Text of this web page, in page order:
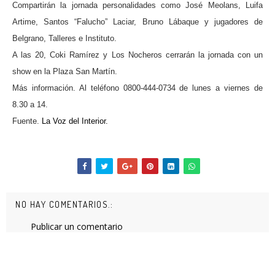
Compartirán la jornada personalidades como José Meolans, Luifa
Artime, Santos “Falucho” Laciar, Bruno Lábaque y jugadores de
Belgrano, Talleres e Instituto.
A las 20, Coki Ramírez y Los Nocheros cerrarán la jornada con un
show en la Plaza San Martín.
Más información. Al teléfono 0800-444-0734 de lunes a viernes de
8.30 a 14.
Fuente. La Voz del Interior.
NO HAY COMENTARIOS.:
Publicar un comentario